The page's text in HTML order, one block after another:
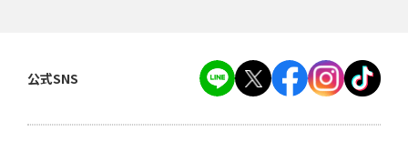
公式SNS